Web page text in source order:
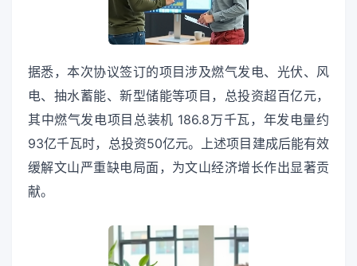
据悉，本次协议签订的项目涉及燃气发电、光伏、风
电、抽水蓄能、新型储能等项目，总投资超百亿元，
其中燃气发电项目总装机 186.8万千瓦，年发电量约
93亿千瓦时，总投资50亿元。上述项目建成后能有效
缓解文山严重缺电局面，为文山经济增长作出显著贡
献。